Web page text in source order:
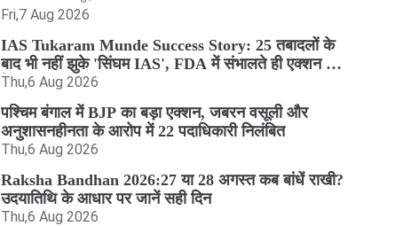
Fri,7 Aug 2026
IAS Tukaram Munde Success Story: 25 तबादलों के
बाद भी नहीं झुके 'सिंघम IAS', FDA में संभालते ही एक्शन मोड
में आए
Thu,6 Aug 2026
पश्चिम बंगाल में BJP का बड़ा एक्शन, जबरन वसूली और
अनुशासनहीनता के आरोप में 22 पदाधिकारी निलंबित
Thu,6 Aug 2026
Raksha Bandhan 2026:27 या 28 अगस्त कब बांधें राखी?
उदयातिथि के आधार पर जानें सही दिन
Thu,6 Aug 2026